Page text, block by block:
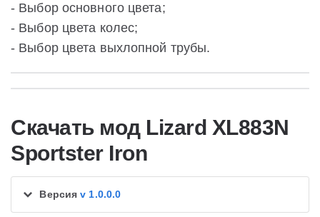
- Выбор основного цвета;
- Выбор цвета колес;
- Выбор цвета выхлопной трубы.
Скачать мод Lizard XL883N
Sportster Iron
Версияv 1.0.0.0